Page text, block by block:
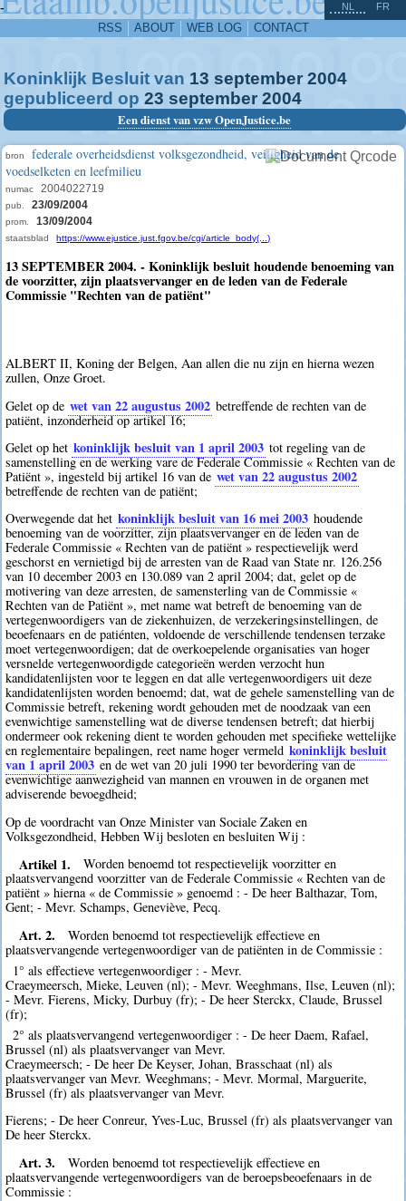
-
RSS ABOUT WEB LOG CONTACT
NL FR
Koninklijk Besluit van 13 september 2004
gepubliceerd op 23 september 2004
Een dienst van vzw OpenJustice.be
bron
federale overheidsdienst volksgezondheid, veiligheid van de
voedselketen en leefmilieu
numac 2004022719
pub. 23/09/2004
prom. 13/09/2004
staatsblad https://www.ejustice.just.fgov.be/cgi/article_body(...)
13 SEPTEMBER 2004. - Koninklijk besluit houdende benoeming van
de voorzitter, zijn plaatsvervanger en de leden van de Federale
Commissie "Rechten van de patiënt"
ALBERT II, Koning der Belgen, Aan allen die nu zijn en hierna wezen
zullen, Onze Groet.
Gelet op de wet van 22 augustus 2002 betreffende de rechten van de
patiënt, inzonderheid op artikel 16;
Gelet op het koninklijk besluit van 1 april 2003 tot regeling van de
samenstelling en de werking vare de Federale Commissie « Rechten van de
Patiënt », ingesteld bij artikel 16 van de wet van 22 augustus 2002
betreffende de rechten van de patiënt;
Overwegende dat het koninklijk besluit van 16 mei 2003 houdende
benoeming van de voorzitter, zijn plaatsvervanger en de leden van de
Federale Commissie « Rechten van de patiënt » respectievelijk werd
geschorst en vernietigd bij de arresten van de Raad van State nr. 126.256
van 10 december 2003 en 130.089 van 2 april 2004; dat, gelet op de
motivering van deze arresten, de samensterling van de Commissie «
Rechten van de Patiënt », met name wat betreft de benoeming van de
vertegenwoordigers van de ziekenhuizen, de verzekeringsinstellingen, de
beoefenaars en de patiénten, voldoende de verschillende tendensen terzake
moet vertegenwoordigen; dat de overkoepelende organisaties van hoger
versnelde vertegenwoordigde categorieën werden verzocht hun
kandidatenlijsten voor te leggen en dat alle vertegenwoordigers uit deze
kandidatenlijsten worden benoemd; dat, wat de gehele samenstelling van de
Commissie betreft, rekening wordt gehouden met de noodzaak van een
evenwichtige samenstelling wat de diverse tendensen betreft; dat hierbij
ondermeer ook rekening dient te worden gehouden met specifieke wettelijke
en reglementaire bepalingen, reet name hoger vermeld koninklijk besluit
van 1 april 2003 en de wet van 20 juli 1990 ter bevordering van de
evenwichtige aanwezigheid van mannen en vrouwen in de organen met
adviserende bevoegdheid;
Op de voordracht van Onze Minister van Sociale Zaken en
Volksgezondheid, Hebben Wij besloten en besluiten Wij :
Artikel 1.
Worden benoemd tot respectievelijk voorzitter en
plaatsvervangend voorzitter van de Federale Commissie « Rechten van de
patiënt » hierna « de Commissie » genoemd : - De heer Balthazar, Tom,
Gent; - Mevr. Schamps, Geneviève, Pecq.
Art. 2.
Worden benoemd tot respectievelijk effectieve en
plaatsvervangende vertegenwoordiger van de patiënten in de Commissie :
1° als effectieve vertegenwoordiger : - Mevr.
Craeymeersch, Mieke, Leuven (nl); - Mevr. Weeghmans, Ilse, Leuven (nl);
- Mevr. Fierens, Micky, Durbuy (fr); - De heer Sterckx, Claude, Brussel
(fr);
2° als plaatsvervangend vertegenwoordiger : - De heer Daem, Rafael,
Brussel (nl) als plaatsvervanger van Mevr.
Craeymeersch; - De heer De Keyser, Johan, Brasschaat (nl) als
plaatsvervanger van Mevr. Weeghmans; - Mevr. Mormal, Marguerite,
Brussel (fr) als plaatsvervanger van Mevr.
Fierens; - De heer Conreur, Yves-Luc, Brussel (fr) als plaatsvervanger van
De heer Sterckx.
Art. 3.
Worden benoemd tot respectievelijk effectieve en
plaatsvervangende vertegenwoordigers van de beroepsbeoefenaars in de
Commissie :
^